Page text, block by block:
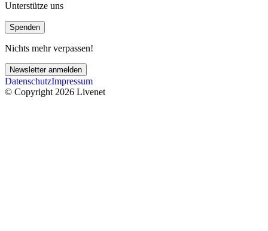
Unterstütze uns
Spenden
Nichts mehr verpassen!
Newsletter anmelden
DatenschutzImpressum
© Copyright 2026 Livenet